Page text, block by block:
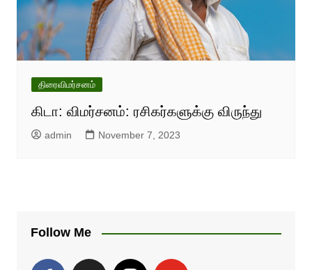
திரைவிமர்சனம்
கிடா: விமர்சனம்: ரசிகர்களுக்கு விருந்து
admin November 7, 2023
Follow Me